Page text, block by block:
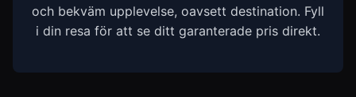
och bekväm upplevelse, oavsett destination. Fyll
i din resa för att se ditt garanterade pris direkt.